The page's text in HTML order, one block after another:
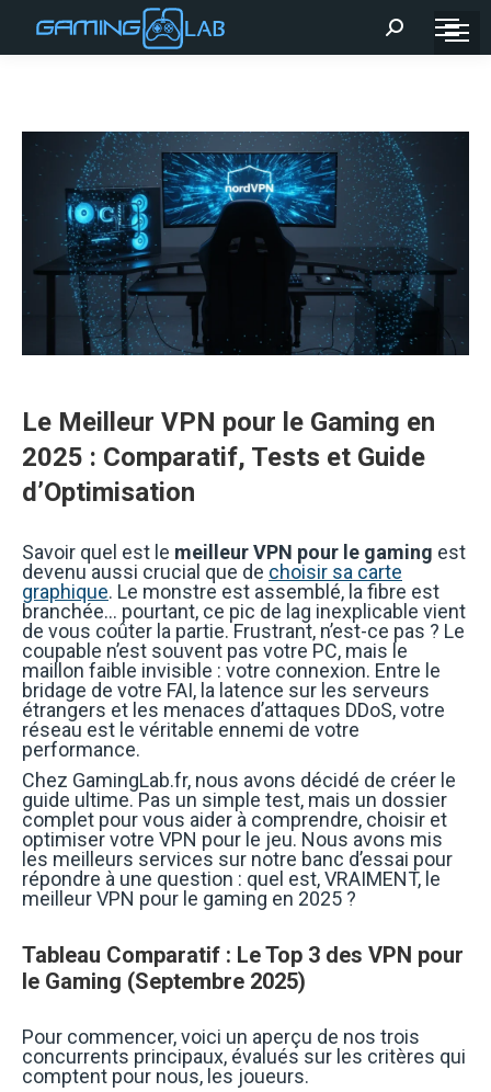
Recherche
Le Meilleur VPN pour le Gaming en
2025 : Comparatif, Tests et Guide
d’Optimisation
Savoir quel est le meilleur VPN pour le gaming est
devenu aussi crucial que de choisir sa carte
graphique. Le monstre est assemblé, la fibre est
branchée… pourtant, ce pic de lag inexplicable vient
de vous coûter la partie. Frustrant, n’est-ce pas ? Le
coupable n’est souvent pas votre PC, mais le
maillon faible invisible : votre connexion. Entre le
bridage de votre FAI, la latence sur les serveurs
étrangers et les menaces d’attaques DDoS, votre
réseau est le véritable ennemi de votre
performance.
Chez GamingLab.fr, nous avons décidé de créer le
guide ultime. Pas un simple test, mais un dossier
complet pour vous aider à comprendre, choisir et
optimiser votre VPN pour le jeu. Nous avons mis
les meilleurs services sur notre banc d’essai pour
répondre à une question : quel est, VRAIMENT, le
meilleur VPN pour le gaming en 2025 ?
Tableau Comparatif : Le Top 3 des VPN pour
le Gaming (Septembre 2025)
Pour commencer, voici un aperçu de nos trois
concurrents principaux, évalués sur les critères qui
comptent pour nous, les joueurs.